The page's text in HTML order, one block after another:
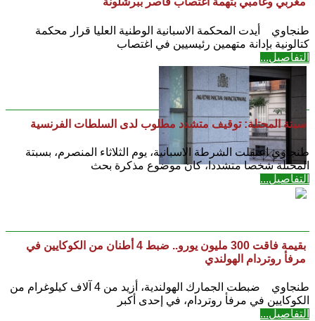
طنجاوي أيدت المحكمة الاسبانية الوطنية العليا قرار محكمة
كتالونية بإدانة متهمين رئيسيين في اغتصاب
التفاصيل...
سبتة المحتلة: توقيف متشدد مطلوب لدى السلطات الفرنسية
طنجاوي اعتقلت الشرطة الاسبانية، يوم الثلاثاء المنصرم، بسبتة
المحتلة شخصا متشددا، كان موضوع مذكرة بحث
التفاصيل...
بقيمة فاقت 300 مليون يورو.. ضبط 4 أطنان من الكوكايين في
مرفأ روتردام الهولندي
طنجاوي ضبطت الجمارك الهولندية، أزيد من 4 آلاف كيلوغرام من
الكوكايين في مرفأ روتردام، في إحدى أكبر
التفاصيل...